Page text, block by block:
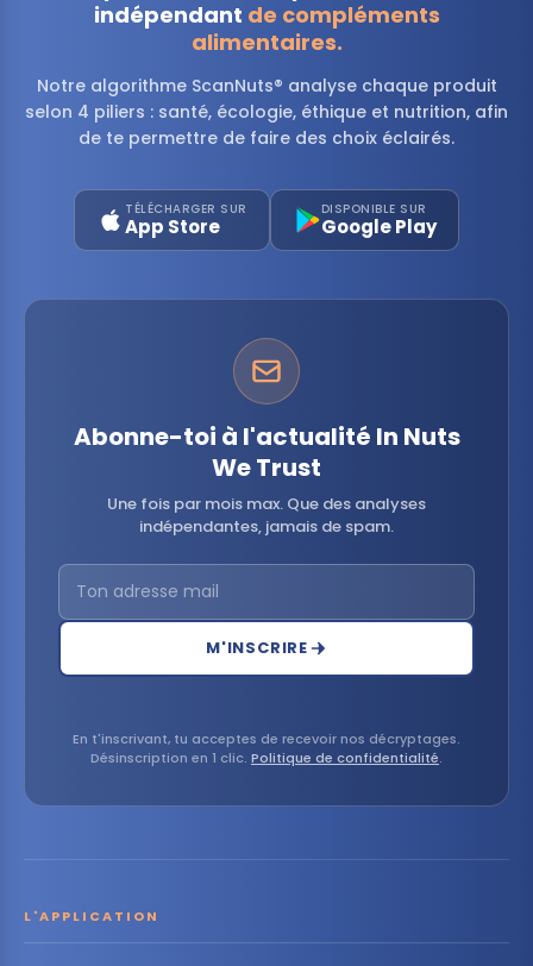
indépendant de compléments
alimentaires.
Notre algorithme ScanNuts® analyse chaque produit
selon 4 piliers : santé, écologie, éthique et nutrition, afin
de te permettre de faire des choix éclairés.
TÉLÉCHARGER SUR
App Store
DISPONIBLE SUR
Google Play
Abonne-toi à l'actualité In Nuts
We Trust
Une fois par mois max. Que des analyses
indépendantes, jamais de spam.
M'INSCRIRE
En t'inscrivant, tu acceptes de recevoir nos décryptages.
Désinscription en 1 clic. Politique de confidentialité.
L'APPLICATION